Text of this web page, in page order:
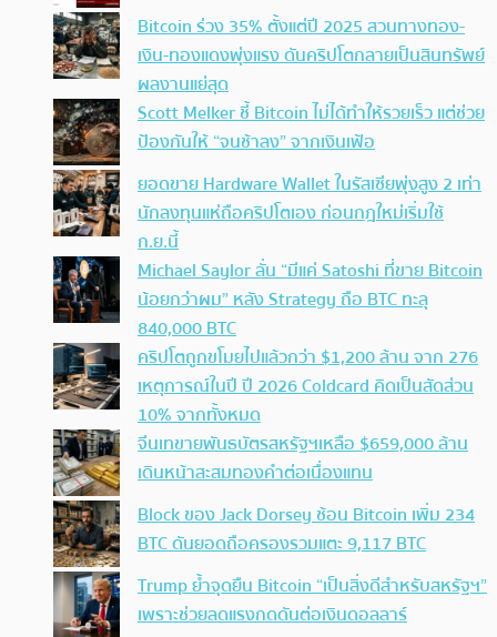
Bitcoin ร่วง 35% ตั้งแต่ปี 2025 สวนทางทอง-
เงิน-ทองแดงพุ่งแรง ดันคริปโตกลายเป็นสินทรัพย์
ผลงานแย่สุด
Scott Melker ชี้ Bitcoin ไม่ได้ทำให้รวยเร็ว แต่ช่วย
ป้องกันให้ “จนช้าลง” จากเงินเฟ้อ
ยอดขาย Hardware Wallet ในรัสเซียพุ่งสูง 2 เท่า
นักลงทุนแห่ถือคริปโตเอง ก่อนกฎใหม่เริ่มใช้
ก.ย.นี้
Michael Saylor ลั่น “มีแค่ Satoshi ที่ขาย Bitcoin
น้อยกว่าผม” หลัง Strategy ถือ BTC ทะลุ
840,000 BTC
คริปโตถูกขโมยไปแล้วกว่า $1,200 ล้าน จาก 276
เหตุการณ์ในปี ปี 2026 Coldcard คิดเป็นสัดส่วน
10% จากทั้งหมด
จีนเทขายพันธบัตรสหรัฐฯเหลือ $659,000 ล้าน
เดินหน้าสะสมทองคำต่อเนื่องแทน
Block ของ Jack Dorsey ช้อน Bitcoin เพิ่ม 234
BTC ดันยอดถือครองรวมแตะ 9,117 BTC
Trump ย้ำจุดยืน Bitcoin “เป็นสิ่งดีสำหรับสหรัฐฯ”
เพราะช่วยลดแรงกดดันต่อเงินดอลลาร์